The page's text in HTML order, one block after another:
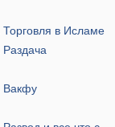
в Исламе
Вакфу